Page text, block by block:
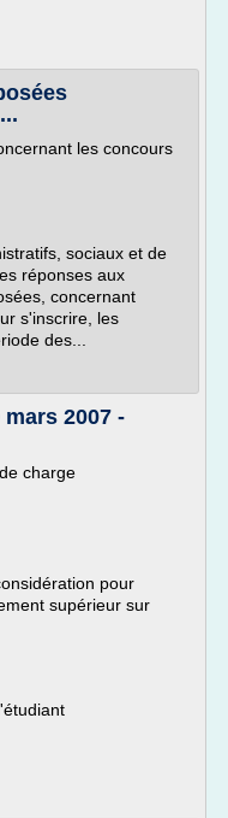
les concours
sociaux et de
réponses aux
concernant
s'inscrire, les
des...
2007 -
charge
pour
supérieur sur